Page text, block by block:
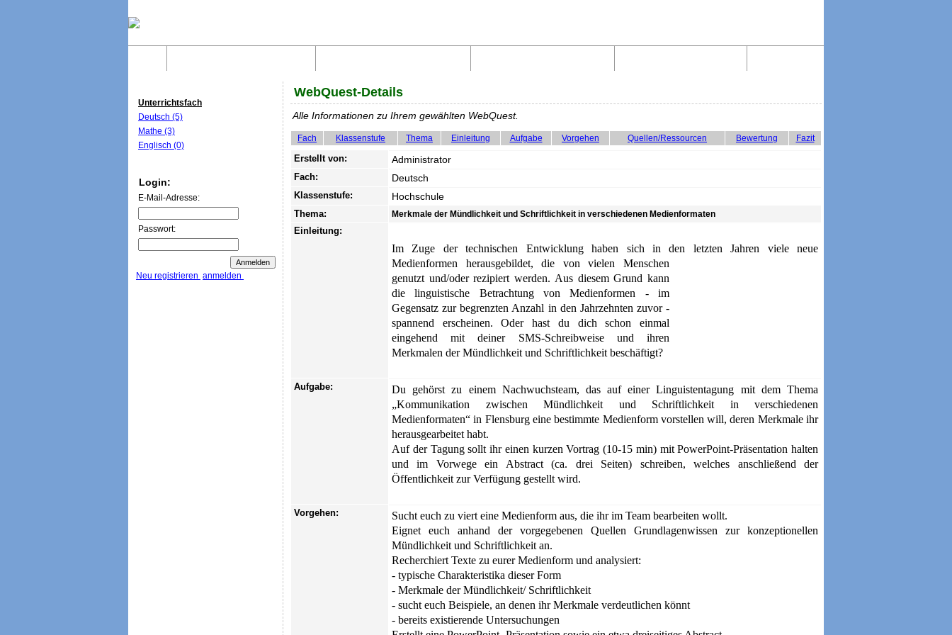
Unterrichtsfach
Deutsch (5)
Mathe (3)
Englisch (0)
Login:
E-Mail-Adresse:
Passwort:
Neu registrieren anmelden
WebQuest-Details
Alle Informationen zu Ihrem gewählten WebQuest.
Fach Klassenstufe Thema Einleitung Aufgabe Vorgehen Quellen/Ressourcen Bewertung Fazit
Erstellt von: Administrator
Fach: Deutsch
Klassenstufe: Hochschule
Thema: Merkmale der Mündlichkeit und Schriftlichkeit in verschiedenen Medienformaten
Einleitung:
Im Zuge der technischen Entwicklung haben sich in den letzten Jahren viele neue
Medienformen herausgebildet, die von vielen Menschen
genutzt und/oder rezipiert werden. Aus diesem Grund kann
die linguistische Betrachtung von Medienformen -im
Gegensatz zur begrenzten Anzahl in den Jahrzehnten zuvor -
spannend erscheinen. Oder hast du dich schon einmal
eingehend mit deiner SMS-Schreibweise und ihren
Merkmalen der Mündlichkeit und Schriftlichkeit beschäftigt?
Aufgabe:
Du gehörst zu einem Nachwuchsteam, das auf einer Linguistentagung mit dem Thema
„Kommunikation zwischen Mündlichkeit und Schriftlichkeit in verschiedenen
Medienformaten“ in Flensburg eine bestimmte Medienform vorstellen will, deren Merkmale ihr
herausgearbeitet habt.
Auf der Tagung sollt ihr einen kurzen Vortrag (10-15 min) mit PowerPoint-Präsentation halten
und im Vorwege ein Abstract (ca. drei Seiten) schreiben, welches anschließend der
Öffentlichkeit zur Verfügung gestellt wird.
Vorgehen:
Sucht euch zu viert eine Medienform aus, die ihr im Team bearbeiten wollt.
Eignet euch anhand der vorgegebenen Quellen Grundlagenwissen zur konzeptionellen
Mündlichkeit und Schriftlichkeit an.
Recherchiert Texte zu eurer Medienform und analysiert:
- typische Charakteristika dieser Form
- Merkmale der Mündlichkeit/ Schriftlichkeit
- sucht euch Beispiele, an denen ihr Merkmale verdeutlichen könnt
- bereits existierende Untersuchungen